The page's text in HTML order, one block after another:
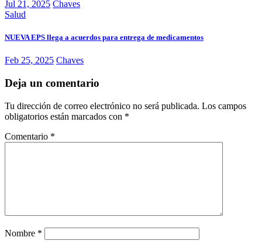
Jul 21, 2025 Chaves
Salud
NUEVA EPS llega a acuerdos para entrega de medicamentos
Feb 25, 2025 Chaves
Deja un comentario
Tu dirección de correo electrónico no será publicada. Los campos
obligatorios están marcados con *
Comentario *
Nombre *